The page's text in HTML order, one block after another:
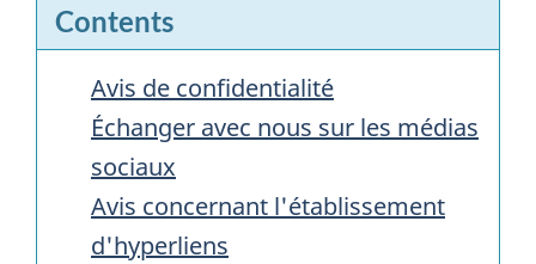
Contents
Avis de confidentialité
Échanger avec nous sur les médias
sociaux
Avis concernant l'établissement
d'hyperliens